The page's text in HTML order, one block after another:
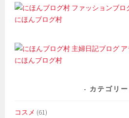
にほんブログ村
にほんブログ村
カテゴリー
コスメ (61)